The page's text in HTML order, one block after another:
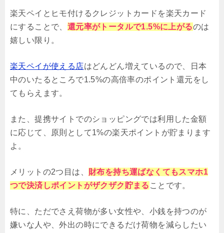
楽天ペイとヒモ付けるクレジットカードを楽天カード
にすることで、 還元率がトータルで1.5%に上がるのは
嬉しい限り。
楽天ペイが使える店はどんどん増えているので、日本
中のいたるところで1.5%の高倍率のポイント還元をし
てもらえます。
また、提携サイトでのショッピングでは利用した金額
に応じて、原則として1%の楽天ポイントが貯まります
よ。
メリットの2つ目は、 財布を持ち運ばなくてもスマホ1
つで決済しポイントがザクザク貯まる ことです。
特に、ただでさえ荷物が多い女性や、小銭を持つのが
嫌いな人や、外出の時にできるだけ荷物を減らしたい